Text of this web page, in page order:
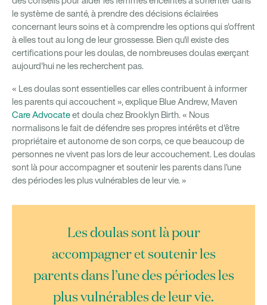
le système de santé, à prendre des décisions éclairées
concernant leurs soins et à comprendre les options qui s'offrent
à elles tout au long de leur grossesse. Bien qu'il existe des
certifications pour les doulas, de nombreuses doulas exerçant
aujourd'hui ne les recherchent pas.
« Les doulas sont essentielles car elles contribuent à informer
les parents qui accouchent », explique Blue Andrew, Maven
Care Advocateet doula chez Brooklyn Birth. « Nous
normalisons le fait de défendre ses propres intérêts et d'être
propriétaire et autonome de son corps, ce que beaucoup de
personnes ne vivent pas lors de leur accouchement. Les doulas
sont là pour accompagner et soutenir les parents dans l'une
des périodes les plus vulnérables de leur vie. »
Les doulas sont là pour
accompagner et soutenir les
parents dans l’une des périodes les
plus vulnérables de leur vie.